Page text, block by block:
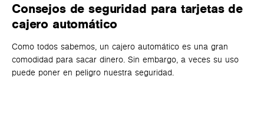
Consejos de seguridad para tarjetas de
cajero automático
Como todos sabemos, un cajero automático es una gran
comodidad para sacar dinero. Sin embargo, a veces su uso
puede poner en peligro nuestra seguridad.